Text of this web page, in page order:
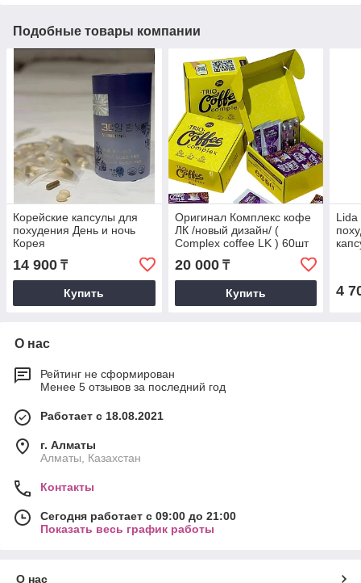
Подобные товары компании
Корейские капсулы для
похудения День и ночь
Корея
14 900 ₸
Купить
Оригинал Комплекс кофе
ЛК /новый дизайн/ (
Complex coffee LK ) 60шт
20 000₸
Купить
Lida
4
О нас
Рейтинг не сформирован
Менее 5 отзывов за последний год
Работает с 18.08.2021
г. Алматы
Алматы, Казахстан
Контакты
Сегодня работает с 09:00 до 21:00
Показать весь график работы
О нас